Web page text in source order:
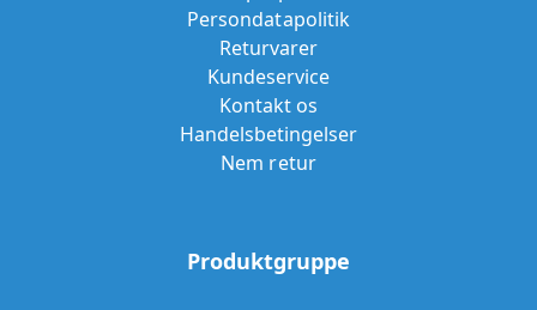
Persondatapolitik
Returvarer
Kundeservice
Kontakt os
Handelsbetingelser
Nem retur
Produktgruppe